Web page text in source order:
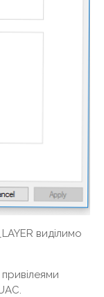
виділимо